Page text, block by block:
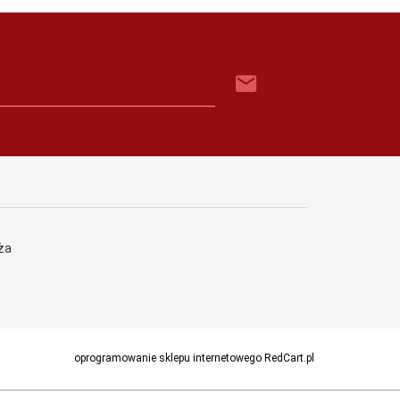
oprogramowanie sklepu internetowegoRedCart.pl